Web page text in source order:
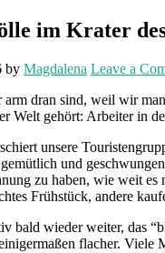
im Krater
by Magdalena Leave a
arm dran sind, weil wir
Welt gehört: Arbeiter in
unsere
und
zu haben, wie weit
Frühstück, andere
bald wieder weiter, das
flacher. Viele